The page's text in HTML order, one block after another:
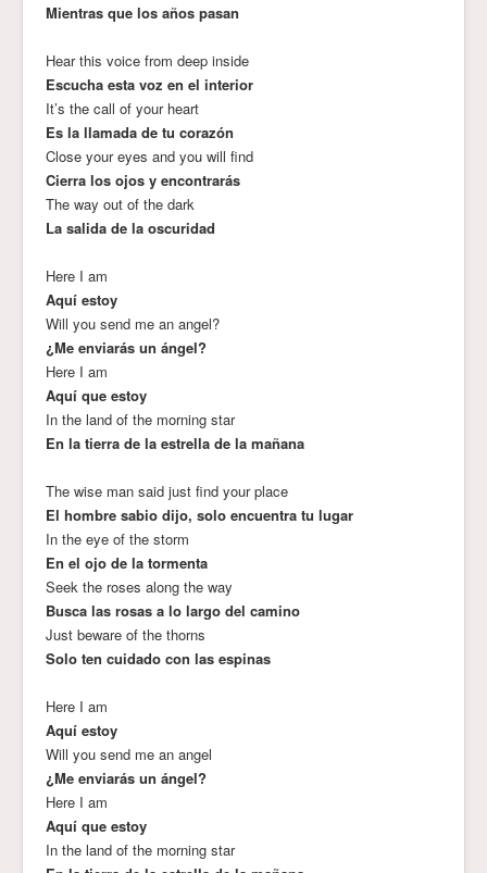
Mientras que los años pasan
Hear this voice from deep inside
Escucha esta voz en el interior
It’s the call of your heart
Es la llamada de tu corazón
Close your eyes and you will find
Cierra los ojos y encontrarás
The way out of the dark
La salida de la oscuridad
Here I am
Aquí estoy
Will you send me an angel?
¿Me enviarás un ángel?
Here I am
Aquí que estoy
In the land of the morning star
En la tierra de la estrella de la mañana
The wise man said just find your place
El hombre sabio dijo, solo encuentra tu lugar
In the eye of the storm
En el ojo de la tormenta
Seek the roses along the way
Busca las rosas a lo largo del camino
Just beware of the thorns
Solo ten cuidado con las espinas
Here I am
Aquí estoy
Will you send me an angel
¿Me enviarás un ángel?
Here I am
Aquí que estoy
In the land of the morning star